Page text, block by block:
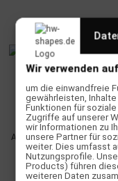
Axis S-Series BSC 1120 +
Foil Einsteiger Set
1.769,00 € *
Wir verwenden
um die einwandfreie
gewährleisten,
Funktionen für
Zugriffe auf unserer
wir Informationen zu
unsere Partner für
weiter. Dies umfasst
Nutzungsprofile.
Products) führen
weiteren Daten